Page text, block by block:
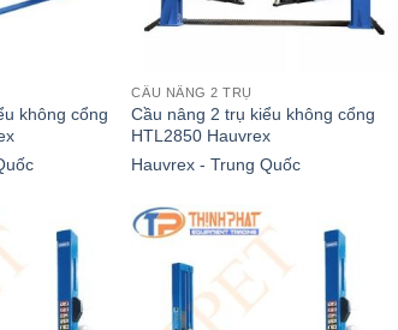
không cổng
CẦU NÂNG 2 TRỤ
Cầu nâng 2 trụ kiểu không cổng
HTL2850 Hauvrex
Hauvrex - Trung Quốc